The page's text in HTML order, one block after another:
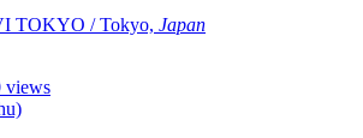
TOKYO / Tokyo, Japan
views